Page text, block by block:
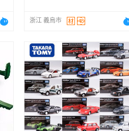
浙江 義烏市